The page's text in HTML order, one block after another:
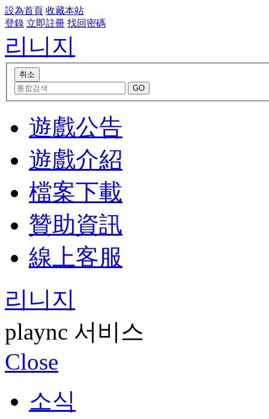
設為首頁 收藏本站
登錄 立即註冊 找回密碼
리니지
遊戲公告
遊戲介紹
檔案下載
贊助資訊
線上客服
리니지
plaync 서비스
Close
소식